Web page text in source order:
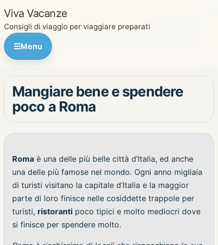
Viva Vacanze
Consigli di viaggio per viaggiare preparati
☰Menu
Mangiare bene e spendere
poco a Roma
Roma è una delle più belle città d’Italia, ed anche
una delle più famose nel mondo. Ogni anno migliaia
di turisti visitano la capitale d’Italia e la maggior
parte di loro finisce nelle cosiddette trappole per
turisti, ristoranti poco tipici e molto mediocri dove
si finisce per spendere molto.